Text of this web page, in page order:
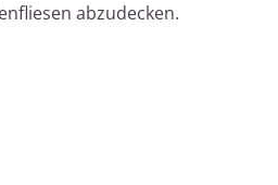
abzudecken.